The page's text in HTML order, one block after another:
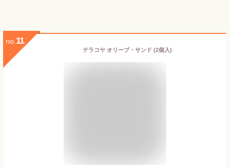
no. 11
テラコヤ オリーブ・サンド (2個入)